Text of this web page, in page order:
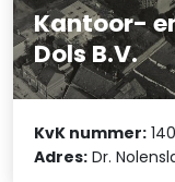
Kantoor-
Dols B.V.
KvK nummer:
Adres: Dr.